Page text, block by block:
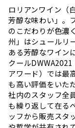
ロリアンワイン（
芳醇な味わい」。
のこだわりが色濃
州」はシュールリ
ある芳醇なワイン
クール
アワード）では最
も高い評価をいた
社内のスタッフ全
も繰り返して在る
ッフから販売スタ